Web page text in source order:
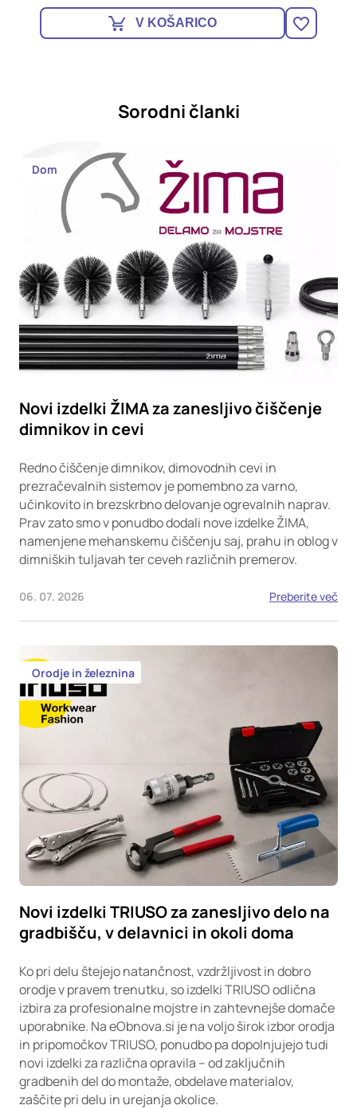
V KOŠARICO
Sorodni članki
Dom
Novi izdelki ŽIMA za zanesljivo čiščenje
dimnikov in cevi
Redno čiščenje dimnikov, dimovodnih cevi in
prezračevalnih sistemov je pomembno za varno,
učinkovito in brezskrbno delovanje ogrevalnih naprav.
Prav zato smo v ponudbo dodali nove izdelke ŽIMA,
namenjene mehanskemu čiščenju saj, prahu in oblog v
dimniških tuljavah ter ceveh različnih premerov.
06. 07. 2026 Preberite več
Orodje in železnina
Novi izdelki TRIUSO za zanesljivo delo na
gradbišču, v delavnici in okoli doma
Ko pri delu štejejo natančnost, vzdržljivost in dobro
orodje v pravem trenutku, so izdelki TRIUSO odlična
izbira za profesionalne mojstre in zahtevnejše domače
uporabnike. Na eObnova.si je na voljo širok izbor orodja
in pripomočkov TRIUSO, ponudbo pa dopolnjujejo tudi
novi izdelki za različna opravila – od zaključnih
gradbenih del do montaže, obdelave materialov,
zaščite pri delu in urejanja okolice.